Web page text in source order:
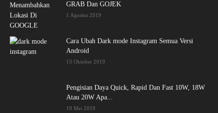
GRAB Dan GOJEK
1 Agustus 2019
Cara Ubah Dark mode Instagram Semua Versi
Android
13 Oktober 2019
Pengisian Daya Quick, Rapid Dan Fast 10W, 18W
Atau 20W Apa...
19 Mei 2019